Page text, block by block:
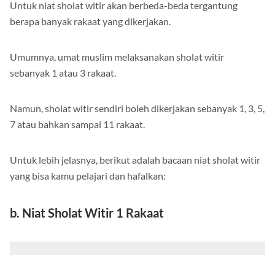
Untuk niat sholat witir akan berbeda-beda tergantung
berapa banyak rakaat yang dikerjakan.
Umumnya, umat muslim melaksanakan sholat witir
sebanyak 1 atau 3 rakaat.
Namun, sholat witir sendiri boleh dikerjakan sebanyak 1, 3, 5,
7 atau bahkan sampai 11 rakaat.
Untuk lebih jelasnya, berikut adalah bacaan niat sholat witir
yang bisa kamu pelajari dan hafalkan:
b. Niat Sholat Witir 1 Rakaat